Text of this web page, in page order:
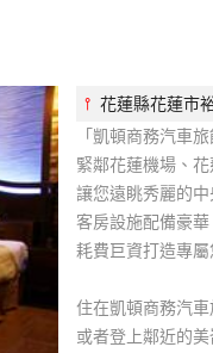
⫯ 花蓮縣花蓮市
「凱頓商務汽車
緊鄰花蓮機場、
讓您遠眺秀麗的
客房設施配備豪
耗費巨資打造專屬
住在凱頓商務汽
或者登上鄰近的